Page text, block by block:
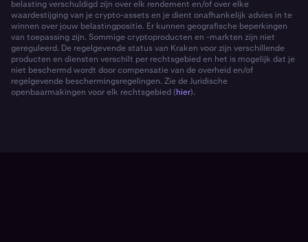
belasting verschuldigd zijn over elk rendement en/of over elke
waardestijging van je crypto-assets en je dient onafhankelijk advies in te
winnen over jouw belastingpositie. Er kunnen geografische beperkingen
van toepassing zijn. Sommige cryptoproducten en -markten zijn niet
gereguleerd. De regelgevende status van Kraken voor zijn verschillende
producten en diensten verschilt per rechtsgebied en het is mogelijk dat je
niet beschermd wordt door compensatie van de overheid en/of
regelgevende beschermingsregelingen. Zie de Juridische
openbaarmakingen voor elk rechtsgebied (hier).